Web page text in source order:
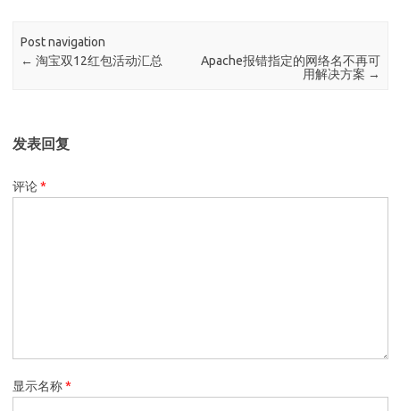
Post navigation
← 淘宝双12红包活动汇总
Apache报错指定的网络名不再可
用解决方案 →
发表回复
评论*
显示名称*